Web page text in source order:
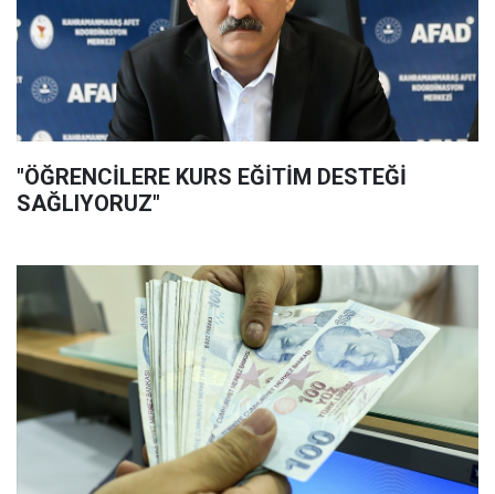
"ÖĞRENCİLERE KURS EĞİTİM DESTEĞİ
SAĞLIYORUZ"